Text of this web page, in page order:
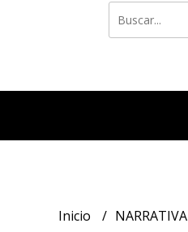
Inicio NARRATIVA